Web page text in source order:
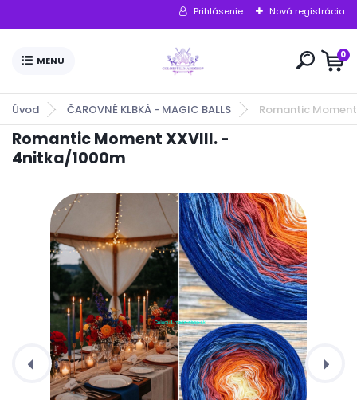
Prihlásenie Nová registrácia
0
Úvod ČAROVNÉ KLBKÁ - MAGIC BALLS Romantic
Romantic Moment XXVIII. -
4nitka/1000m